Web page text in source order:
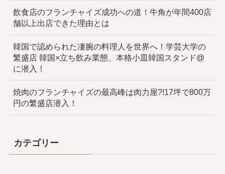
飲食店のフランチャイズ成功への道！牛角が年間400店
舗以上出店できた理由とは
韓国で認められた凄腕の料理人を世界へ！学芸大学の
繁盛店 韓国×立ち飲み業態、本格小皿韓国スタンド@
に潜入！
焼肉のフランチャイズの最高峰は肉力屋?!17坪で800万
円の繁盛店潜入！
カテゴリー